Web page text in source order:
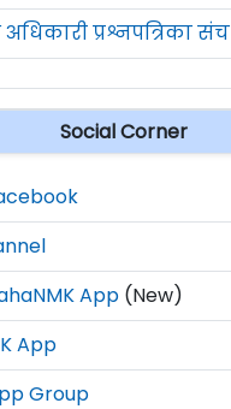
प्रश्नपत्रिका संच
Social Corner
App (New)
App
Group